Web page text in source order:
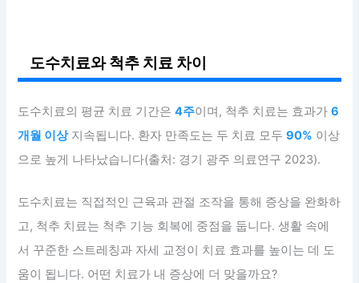
도수치료와 척추 치료 차이
도수치료의 평균 치료 기간은4주이며, 척추 치료는 효과가6
개월 이상지속됩니다. 환자 만족도는 두 치료 모두90% 이상
으로 높게 나타났습니다(출처: 경기 광주 의료연구 2023).
도수치료는 직접적인 근육과 관절 조작을 통해 증상을 완화하
고, 척추 치료는 척추 기능 회복에 중점을 둡니다. 생활 속에
서 꾸준한 스트레칭과 자세 교정이 치료 효과를 높이는 데 도
움이 됩니다. 어떤 치료가 내 증상에 더 맞을까요?